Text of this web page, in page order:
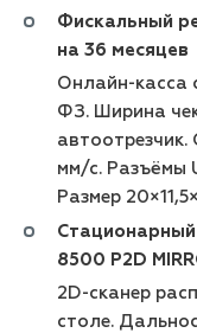
Фискальный
на 36 месяцев
Онлайн-касса
ФЗ. Ширина
автоотрезчик.
мм/с. Разъёмы
Размер
Стационарный
8500 P2D
2D-сканер
столе.